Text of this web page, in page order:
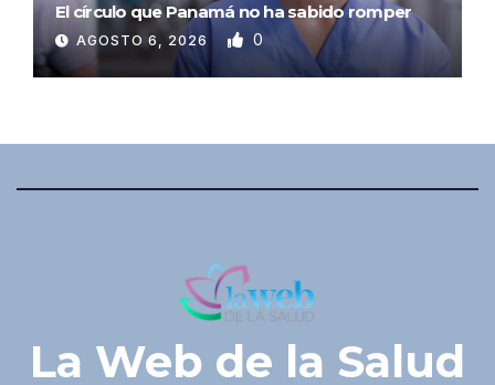
El círculo que Panamá no ha sabido romper
AGOSTO 6, 2026 0
La Web de la Salud